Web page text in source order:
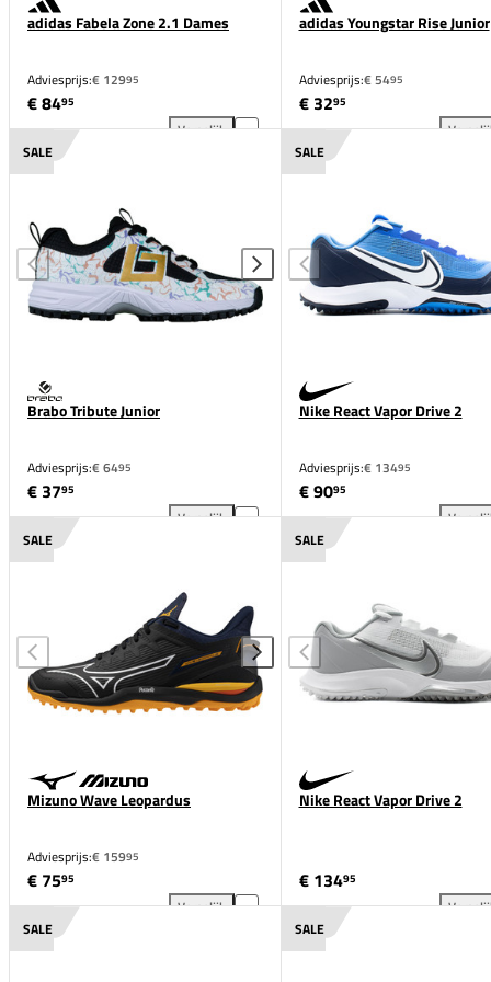
adidas Fabela Zone 2.1 Dames
Adviesprijs:€ 12995
€ 8495
Vergelijk
adidas Fabela Zone 2.1 Dames toevoegen aan
adidas Youngstar Rise Junior
Adviesprijs:€ 5495
€ 3295
SALE
Brabo Tribute Junior
Adviesprijs:€ 6495
€ 3795
Vergelijk
Brabo Tribute Junior toevoegen aan vergelijking
SALE
Nike React Vapor Drive 2
Adviesprijs:€ 13495
€ 9095
SALE
Mizuno Wave Leopardus
Adviesprijs:€ 15995
€ 7595
Vergelijk
Mizuno Wave Leopardus toevoegen aan
SALE
Nike React Vapor Drive 2
€ 13495
SALE SALE